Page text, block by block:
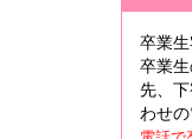
卒業
卒業
先、
わせ